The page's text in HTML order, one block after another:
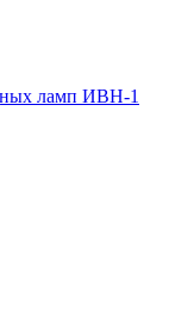
ламп ИВН-1